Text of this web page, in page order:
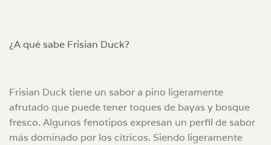
¿A qué sabe Frisian Duck?
Frisian Duck tiene un sabor a pino ligeramente
afrutado que puede tener toques de bayas y bosque
fresco. Algunos fenotipos expresan un perfil de sabor
más dominado por los cítricos. Siendo ligeramente